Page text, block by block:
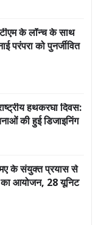
के लॉन्च के साथ
परंपरा को पुनर्जीवित
हथकरघा दिवस:
की हुई डिजाइनिंग
के संयुक्त प्रयास से
आयोजन, 28 यूनिट